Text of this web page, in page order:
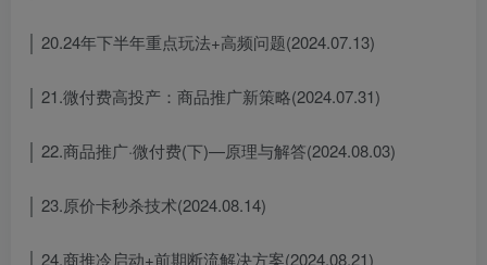
│ 20.24年下半年重点玩法+高频问题(2024.07.13)
│ 21.微付费高投产：商品推广新策略(2024.07.31)
│ 22.商品推广·微付费(下)—原理与解答(2024.08.03)
│ 23.原价卡秒杀技术(2024.08.14)
│ 24.商推冷启动+前期断流解决方案(2024.08.21)